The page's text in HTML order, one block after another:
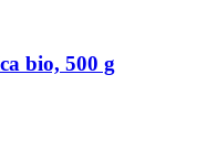
bio, 500 g